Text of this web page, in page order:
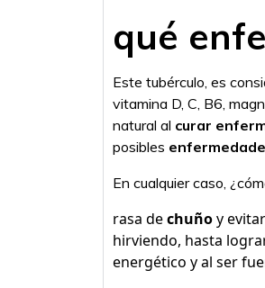
qué
Este tubérculo, es
vitamina D, C, B6,
natural al curar
posibles
En cualquier caso,
rasa dechuñoy
hirviendo, hasta
energético y al ser